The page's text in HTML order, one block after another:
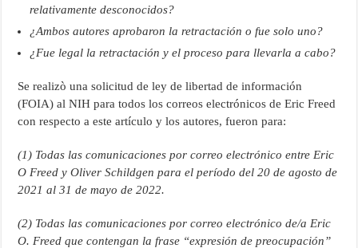
relativamente desconocidos?
¿Ambos autores aprobaron la retractación o fue solo uno?
¿Fue legal la retractación y el proceso para llevarla a cabo?
Se realizò una solicitud de ley de libertad de información
(FOIA) al NIH para todos los correos electrónicos de Eric Freed
con respecto a este artículo y los autores, fueron para:
(1) Todas las comunicaciones por correo electrónico entre Eric
O Freed y Oliver Schildgen para el período del 20 de agosto de
2021 al 31 de mayo de 2022.
(2) Todas las comunicaciones por correo electrónico de/a Eric
O. Freed que contengan la frase “expresión de preocupación”